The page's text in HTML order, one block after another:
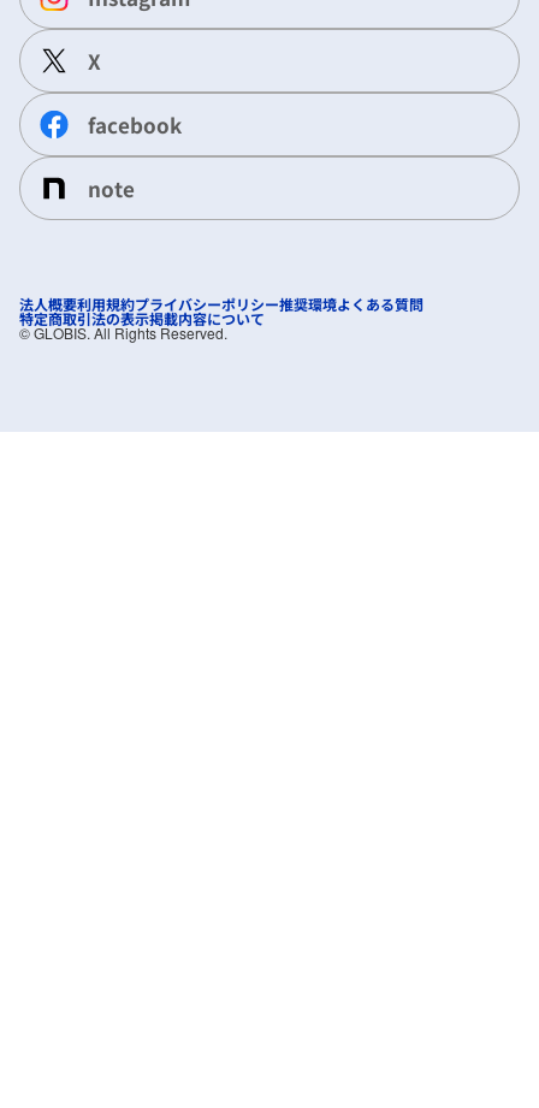
X
facebook
note
法人概要利用規約プライバシーポリシー推奨環境よくある質問
特定商取引法の表示掲載内容について
©︎ GLOBIS. All Rights Reserved.